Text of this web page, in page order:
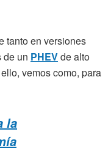
tanto en versiones
de un PHEVde alto
vemos como, para
la